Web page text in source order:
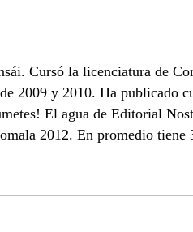
Cursó la licenciatura de
2009 y 2010. Ha publicado
El agua de Editorial
2012. En promedio tiene